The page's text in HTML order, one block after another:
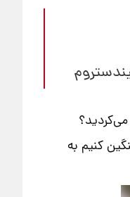
کنیم به